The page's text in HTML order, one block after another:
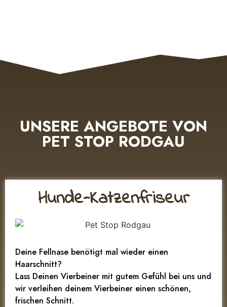
UNSERE ANGEBOTE VON
PET STOP RODGAU
Hunde-Katzenfriseur
Deine Fellnase benötigt mal wieder einen
Haarschnitt?
Lass Deinen Vierbeiner mit gutem Gefühl bei uns und
wir verleihen deinem Vierbeiner einen schönen,
frischen Schnitt.